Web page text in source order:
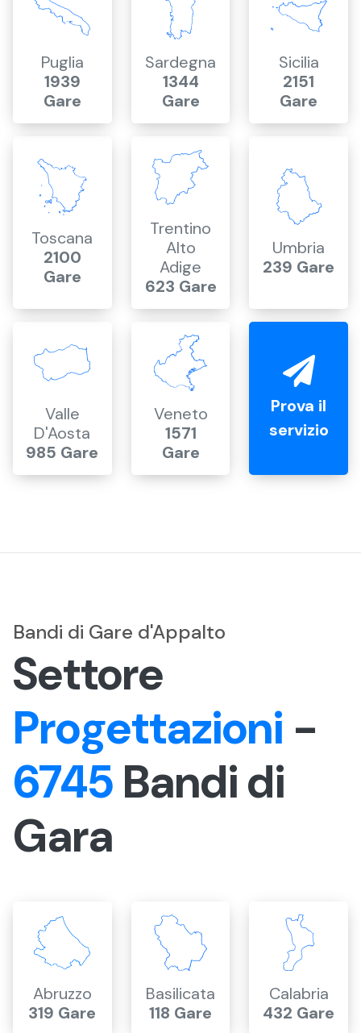
Puglia
1939
Gare
Sardegna
1344
Gare
Sicilia
2151
Gare
Toscana
2100
Gare
Trentino
Alto
Adige
623 Gare
Umbria
239 Gare
Valle
D'Aosta
985 Gare
Veneto
1571
Gare
Prova il
servizio
Bandi di Gare d'Appalto
Settore
Progettazioni -
6745 Bandi di
Gara
Abruzzo
319 Gare
Basilicata
118 Gare
Calabria
432 Gare